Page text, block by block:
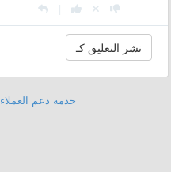
خدمة دعم العملاء